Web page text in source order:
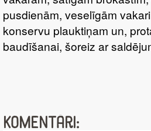
pusdienām, veselīgām
konservu plauktiņam un,
baudīšanai, šoreiz ar
Komentāri: